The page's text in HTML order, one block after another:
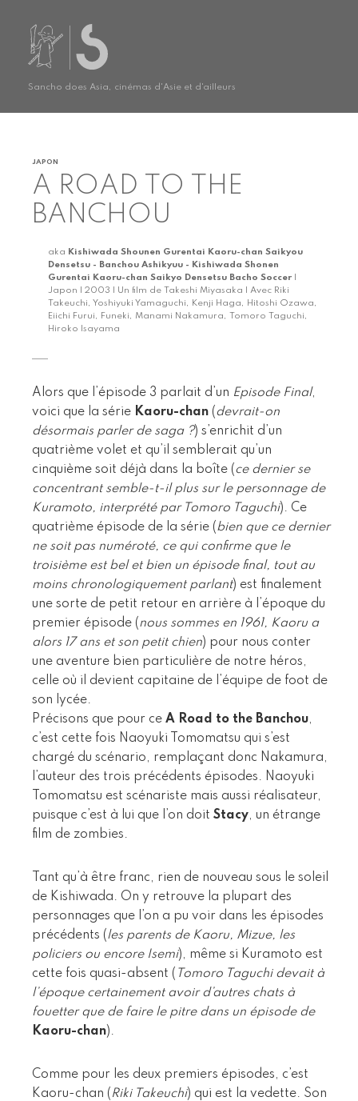
Sancho does Asia, cinémas d'Asie et d'ailleurs
JAPON
A ROAD TO THE
BANCHOU
aka Kishiwada Shounen Gurentai Kaoru-chan Saikyou
Densetsu - Banchou Ashikyuu - Kishiwada Shonen
Gurentai Kaoru-chan Saikyo Densetsu Bacho Soccer
Japon | 2003 | Un film de Takeshi Miyasaka | Avec Riki
Takeuchi, Yoshiyuki Yamaguchi, Kenji Haga, Hitoshi Ozawa,
Eiichi Furui, Funeki, Manami Nakamura, Tomoro Taguchi,
Hiroko Isayama
Alors que l’épisode 3 parlait d’un Episode Final,
voici que la série Kaoru-chan (devrait-on
désormais parler de saga ?) s’enrichit d’un
quatrième volet et qu’il semblerait qu’un
cinquième soit déjà dans la boîte (ce dernier se
concentrant semble-t-il plus sur le personnage de
Kuramoto, interprété par Tomoro Taguchi). Ce
quatrième épisode de la série (bien que ce dernier
ne soit pas numéroté, ce qui confirme que le
troisième est bel et bien un épisode final, tout au
moins chronologiquement parlant) est finalement
une sorte de petit retour en arrière à l’époque du
premier épisode (nous sommes en 1961, Kaoru a
alors 17 ans et son petit chien) pour nous conter
une aventure bien particulière de notre héros,
celle où il devient capitaine de l’équipe de foot de
son lycée.
Précisons que pour ce A Road to the Banchou,
c’est cette fois Naoyuki Tomomatsu qui s’est
chargé du scénario, remplaçant donc Nakamura,
l’auteur des trois précédents épisodes. Naoyuki
Tomomatsu est scénariste mais aussi réalisateur,
puisque c’est à lui que l’on doit Stacy, un étrange
film de zombies.
Tant qu’à être franc, rien de nouveau sous le soleil
de Kishiwada. On y retrouve la plupart des
personnages que l’on a pu voir dans les épisodes
précédents (les parents de Kaoru, Mizue, les
policiers ou encore Isemi), même si Kuramoto est
cette fois quasi-absent ( Tomoro Taguchi devait à
l’époque certainement avoir d’autres chats à
fouetter que de faire le pitre dans un épisode de
Kaoru-chan).
Comme pour les deux premiers épisodes, c’est
Kaoru-chan ( Riki Takeuchi) qui est la vedette. Son